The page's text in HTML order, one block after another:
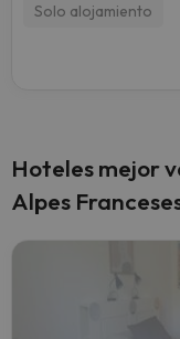
Solo alojamiento
Hoteles mejor
Alpes